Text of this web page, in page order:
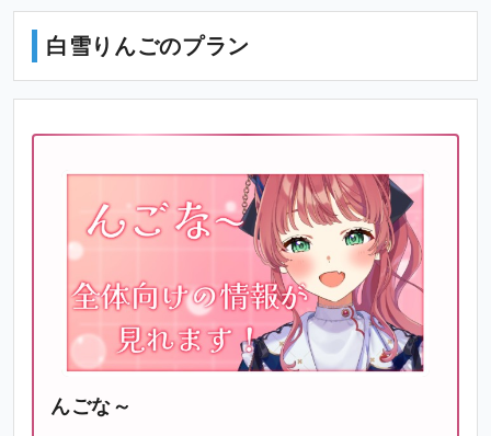
白雪りんごのプラン
んごな～